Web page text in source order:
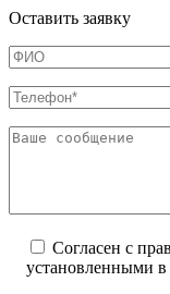
Оставить заявку
Согласен с
установленными в